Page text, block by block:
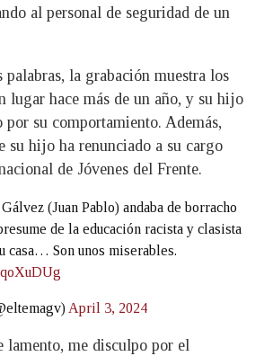
al personal de seguridad de un
palabras, la grabación muestra los
lugar hace más de un año, y su hijo
por su comportamiento. Además,
su hijo ha renunciado a su cargo
de Jóvenes del Frente.
(Juan Pablo) andaba de borracho
de la educación racista y clasista
casa… Son unos miserables.
April 3, 2024
lamento, me disculpo por el